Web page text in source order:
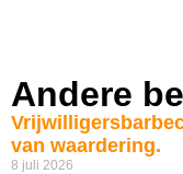
Andere
van waardering.
8 juli 2026